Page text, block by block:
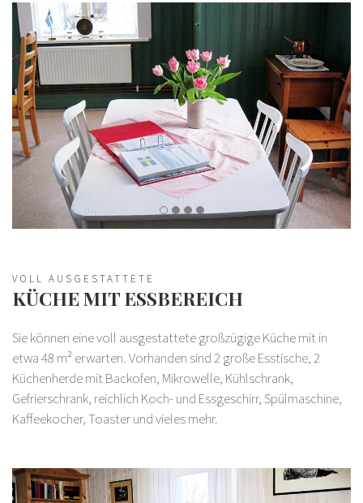
VOLL AUSGESTATTETE
KÜCHE MIT ESSBEREICH
Sie können eine voll ausgestattete großzügige Küche mit in
etwa 48 m² erwarten. Vorhanden sind 2 große Esstische, 2
Küchenherde mit Backofen, Mikrowelle, Kühlschrank,
Gefrierschrank, reichlich Koch- und Essgeschirr, Spülmaschine,
Kaffeekocher, Toaster und vieles mehr.